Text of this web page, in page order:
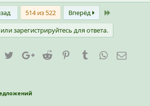
514 из 522 Вперёд
зарегистрируйтесь для ответа.
FacebookTwitterGoogle+
Reddit PinterestTumblrWhatsApp